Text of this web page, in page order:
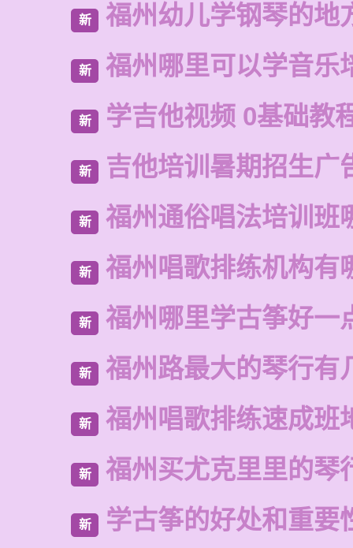
新 福州幼儿学钢琴的地
新 福州哪里可以学音乐
新 学吉他视频 0基础教
新 吉他培训暑期招生广
新 福州通俗唱法培训班
新 福州唱歌排练机构有
新 福州哪里学古筝好一
新 福州路最大的琴行有
新 福州唱歌排练速成班
新 福州买尤克里里的琴
新 学古筝的好处和重要